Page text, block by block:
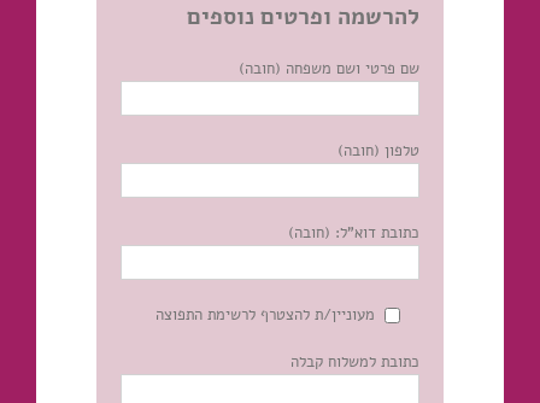
להרשמה ופרטים נוספים
שם פרטי ושם משפחה (חובה)
טלפון (חובה)
כתובת דוא"ל: (חובה)
מעוניין/ת להצטרף לרשימת התפוצה
כתובת למשלוח קבלה